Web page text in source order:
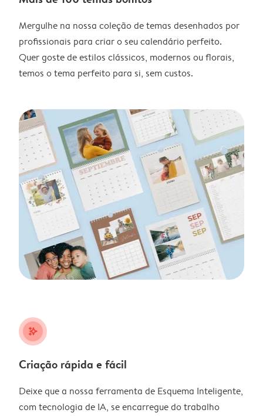
Mergulhe na nossa coleção de temas desenhados por
profissionais para criar o seu calendário perfeito.
Quer goste de estilos clássicos, modernos ou florais,
temos o tema perfeito para si, sem custos.
stars_plus
Criação rápida e fácil
Deixe que a nossa ferramenta de Esquema Inteligente,
com tecnologia de IA, se encarregue do trabalho